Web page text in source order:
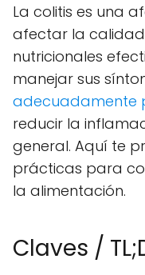
La colitis es una
afectar la
nutricionales
manejar sus
adecuadamente
reducir la
general. Aquí te
prácticas para
la alimentación.
Claves /